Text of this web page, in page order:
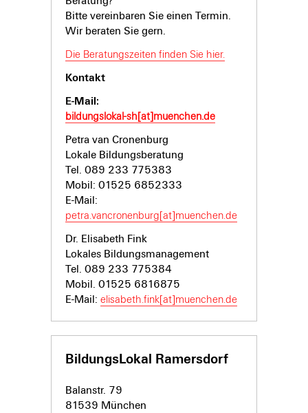
Bitte vereinbaren Sie einen Termin.
Wir beraten Sie gern.
Die Beratungszeiten finden Sie hier.
Kontakt
E-Mail:
bildungslokal-sh[at]muenchen.de
Petra van Cronenburg
Lokale Bildungsberatung
Tel. 089 233 775383
Mobil: 01525 6852333
E-Mail:
petra.vancronenburg[at]muenchen.de
Dr. Elisabeth Fink
Lokales Bildungsmanagement
Tel. 089 233 775384
Mobil. 01525 6816875
E-Mail: elisabeth.fink[at]muenchen.de
BildungsLokal Ramersdorf
Balanstr. 79
81539 München